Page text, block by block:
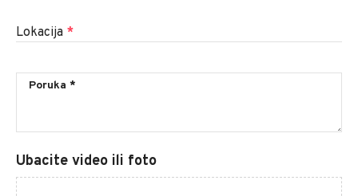
Lokacija *
Ubacite video ili foto